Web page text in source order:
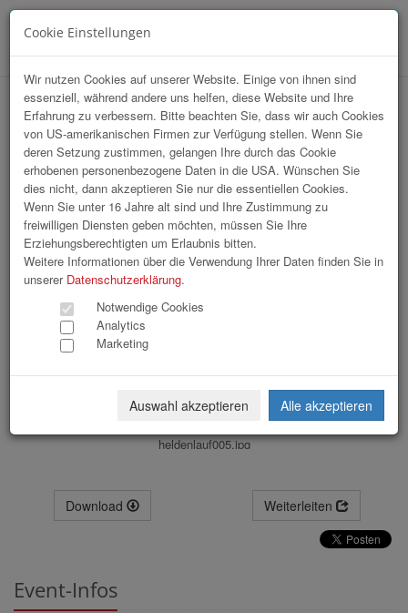
4. Delfort Heldenlauf 2021
heldenlauf005.jpg
Download Weiterleiten
Event-Infos
Cookie Einstellungen
Wir nutzen Cookies auf unserer Website. Einige von ihnen sind
essenziell, während andere uns helfen, diese Website und Ihre
Erfahrung zu verbessern. Bitte beachten Sie, dass wir auch Cookies
von US-amerikanischen Firmen zur Verfügung stellen. Wenn Sie
deren Setzung zustimmen, gelangen Ihre durch das Cookie
erhobenen personenbezogene Daten in die USA. Wünschen Sie
dies nicht, dann akzeptieren Sie nur die essentiellen Cookies.
Wenn Sie unter 16 Jahre alt sind und Ihre Zustimmung zu
freiwilligen Diensten geben möchten, müssen Sie Ihre
Erziehungsberechtigten um Erlaubnis bitten.
Weitere Informationen über die Verwendung Ihrer Daten finden Sie in
unserer Datenschutzerklärung.
Notwendige Cookies
Analytics
Marketing
Auswahl akzeptieren Alle akzeptieren